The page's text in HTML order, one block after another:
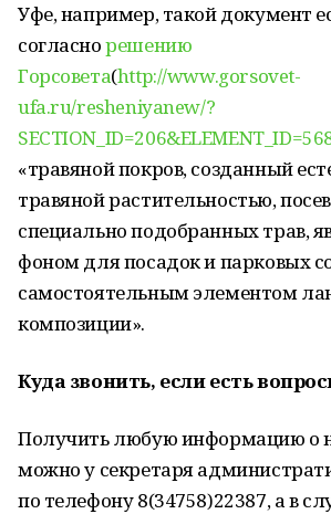
Уфе, например, такой документ
согласнорешению
Горсовета(http://www.gorsovet-
ufa.ru/resheniyanew/?
«травяной покров, созданный
травяной растительностью,
специально подобранных трав,
фоном для посадок и парковых
самостоятельным элементом
композиции».
Куда звонить, если есть
Получить любую информацию о
можно у секретаря
по телефону 8(34758)22387, а в